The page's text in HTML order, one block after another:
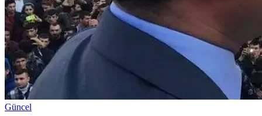
Güncel